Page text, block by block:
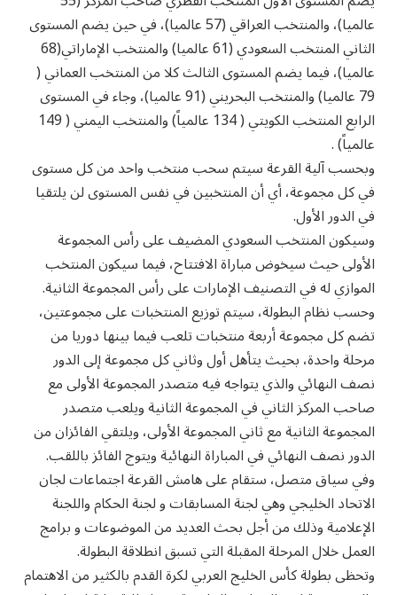
عالميا)، والمنتخب العراقي (57 عالميا)، في حين يضم المستوى
الثاني المنتخب السعودي (61 عالميا) والمنتخب الإماراتي(68
عالميا)، فيما يضم المستوى الثالث كلا من المنتخب العماني (
79 عالميا) والمنتخب البحريني (91 عالميا)، وجاء في المستوى
الرابع المنتخب الكويتي ( 134 عالمياً) والمنتخب اليمني ( 149
عالمياً) .
وبحسب آلية القرعة سيتم سحب منتخب واحد من كل مستوى
في كل مجموعة، أي أن المنتخبين في نفس المستوى لن يلتقيا
في الدور الأول.
وسيكون المنتخب السعودي المضيف على رأس المجموعة
الأولى حيث سيخوض مباراة الافتتاح، فيما سيكون المنتخب
الموازي له في التصنيف الإمارات على رأس المجموعة الثانية.
وحسب نظام البطولة، سيتم توزيع المنتخبات على مجموعتين،
تضم كل مجموعة أربعة منتخبات تلعب فيما بينها دوريا من
مرحلة واحدة، بحيث يتأهل أول وثاني كل مجموعة إلى الدور
نصف النهائي والذي يتواجه فيه متصدر المجموعة الأولى مع
صاحب المركز الثاني في المجموعة الثانية ويلعب متصدر
المجموعة الثانية مع ثاني المجموعة الأولى، ويلتقي الفائزان من
الدور نصف النهائي في المباراة النهائية ويتوج الفائز باللقب.
وفي سياق متصل، ستقام على هامش القرعة اجتماعات لجان
الاتحاد الخليجي وهي لجنة المسابقات و لجنة الحكام واللجنة
الإعلامية وذلك من أجل بحث العديد من الموضوعات و برامج
العمل خلال المرحلة المقبلة التي تسبق انطلاقة البطولة.
وتحظى بطولة كأس الخليج العربي لكرة القدم بالكثير من الاهتمام